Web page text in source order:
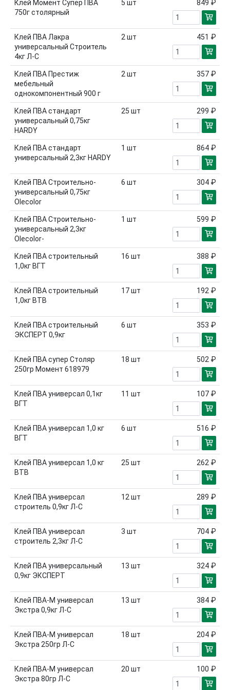
Клей Момент Супер ПВА
750г столярный
5 шт 849 ₽
Клей ПВА Лакра
универсальный Строитель
4кг Л-С
2 шт 451 ₽
Клей ПВА Престиж
мебельный
однокомпонентный 900 г
2 шт 357 ₽
Клей ПВА стандарт
универсальный 0,75кг
HARDY
25 шт 299 ₽
Клей ПВА стандарт
универсальный 2,3кг HARDY
1 шт 864 ₽
Клей ПВА Строительно-
универсальный 0,75кг
Olecolor
6 шт 304 ₽
Клей ПВА Строительно-
универсальный 2,3кг
Olecolor-
1 шт 599 ₽
Клей ПВА строительный
1,0кг ВГТ
16 шт 388 ₽
Клей ПВА строительный
1,0кг ВТВ
17шт 192 ₽
Клей ПВА строительный
ЭКСПЕРТ 0,9кг
6 шт 353 ₽
Клей ПВА супер Столяр
250гр Момент 618979
18 шт 502 ₽
Клей ПВА универсал 0,1кг
ВГТ
11 шт 107 ₽
Клей ПВА универсал 1,0 кг
ВГТ
6 шт 516 ₽
Клей ПВА универсал 1,0 кг
ВТВ
25 шт 262 ₽
Клей ПВА универсал
строитель 0,9кг Л-С
12 шт 289 ₽
Клей ПВА универсал
строитель 2,3кг Л-С
3 шт 704 ₽
Клей ПВА универсальный
0,9кг ЭКСПЕРТ
13 шт 324 ₽
Клей ПВА-М универсал
Экстра 0,9кг Л-С
13 шт 384 ₽
Клей ПВА-М универсал
Экстра 250гр Л-С
18 шт 204 ₽
Клей ПВА-М универсал
Экстра 80гр Л-С
20 шт 100 ₽